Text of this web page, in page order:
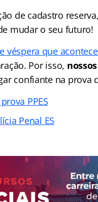
de cadastro
mudar o seu futuro!
véspera que
Por isso,
confiante na
PPES
Penal ES